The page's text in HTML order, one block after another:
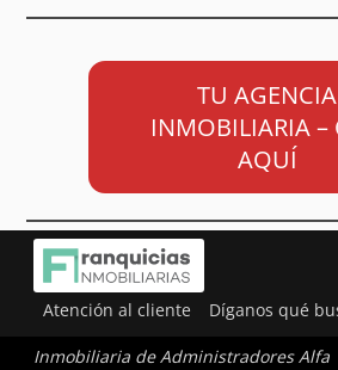
TU AGENCIA
INMOBILIARIA –
AQUÍ
Atención al cliente Díganos qué
Inmobiliaria de Administradores Alfa